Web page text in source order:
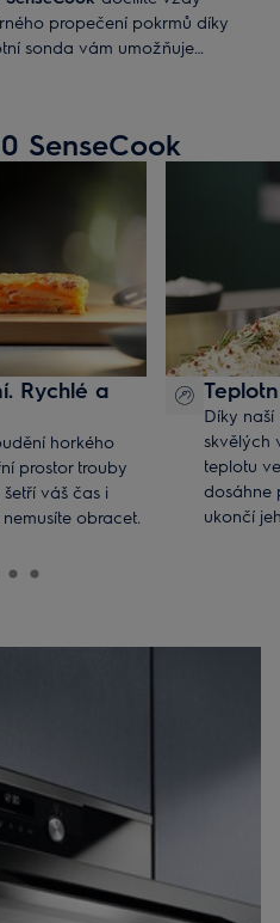
propečení pokrmů díky
sonda vám umožňuje
SenseCook
Rychlé a
horkého
prostor trouby
váš čas i
obracet.
Díky
skvělých
teplotu
dosáhne
ukončí